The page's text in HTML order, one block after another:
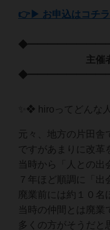
👉▶ お申込はコチ
主催者に
✨❖ hiroってどんな
元々、地方の片田舎
ですがあまりに改革
当時から「人との出
７年ほど順調に「
廃業前には約１０
当時の仲間とは廃業
多くの方がそうだと